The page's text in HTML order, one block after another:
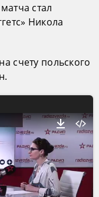
стал
Никола
счету польского